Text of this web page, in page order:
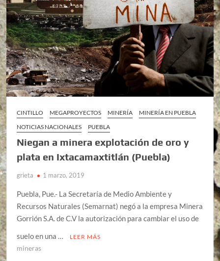
CINTILLO MEGAPROYECTOS MINERÍA
MINERÍA EN PUEBLA
NOTICIAS NACIONALES
PUEBLA
Niegan a minera explotación de oro y
plata en Ixtacamaxtitlán (Puebla)
grieta 1 marzo, 2019
Puebla, Pue.- La Secretaría de Medio Ambiente y
Recursos Naturales (Semarnat) negó a la empresa Minera
Gorrión S.A. de C.V la autorización para cambiar el uso de
suelo en una …
LEER MÁS
mineras